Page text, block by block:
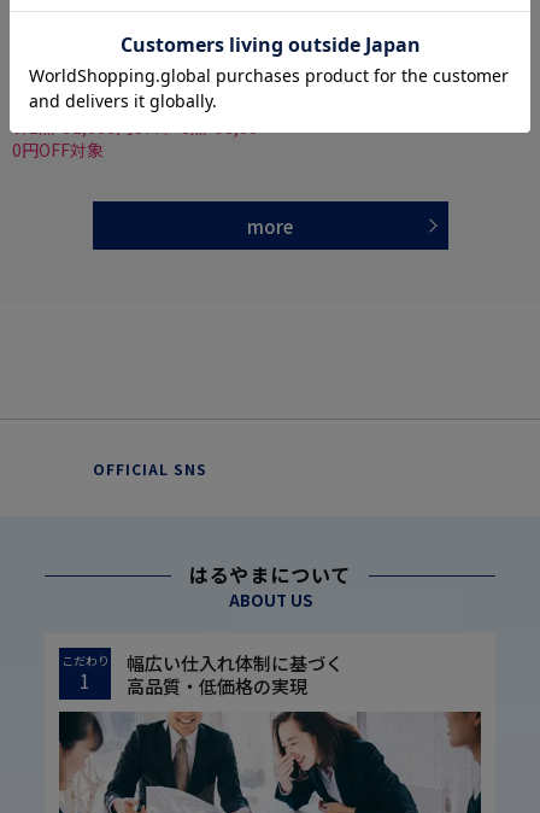
(税込)
20%off
WEB価格： 4,391円 (税込)
★2点で1,000円OFF／3点で3,00
0円OFF対象
価格：4,389円 (税込)
55%off
more
OFFICIAL SNS
はるやまについて
ABOUT US
こだわり
1
幅広い仕入れ体制に基づく
高品質・低価格の実現